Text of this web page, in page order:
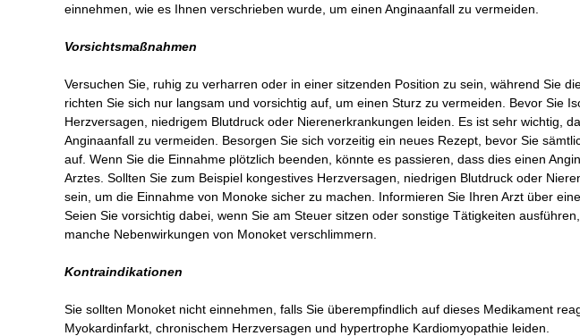
einnehmen, wie es Ihnen verschrieben wurde, um einen Anginaanfall zu vermeiden.
Vorsichtsmaßnahmen
Versuchen Sie, ruhig zu verharren oder in einer sitzenden Position zu sein, während Sie
richten Sie sich nur langsam und vorsichtig auf, um einen Sturz zu vermeiden. Bevor Sie
Herzversagen, niedrigem Blutdruck oder Nierenerkrankungen leiden. Es ist sehr wichtig,
Anginaanfall zu vermeiden. Besorgen Sie sich vorzeitig ein neues Rezept, bevor Sie
auf. Wenn Sie die Einnahme plötzlich beenden, könnte es passieren, dass dies einen
Arztes. Sollten Sie zum Beispiel kongestives Herzversagen, niedrigen Blutdruck oder
sein, um die Einnahme von Monoke sicher zu machen. Informieren Sie Ihren Arzt über
Seien Sie vorsichtig dabei, wenn Sie am Steuer sitzen oder sonstige Tätigkeiten
manche Nebenwirkungen von Monoket verschlimmern.
Kontraindikationen
Sie sollten Monoket nicht einnehmen, falls Sie überempfindlich auf dieses Medikament
Myokardinfarkt, chronischem Herzversagen und hypertrophe Kardiomyopathie leiden.